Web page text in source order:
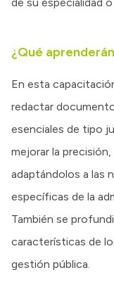
¿Qué
En esta
redactar
esenciales de tipo
mejorar la
adaptándolos a las
específicas de la
También se
características de
gestión pública.